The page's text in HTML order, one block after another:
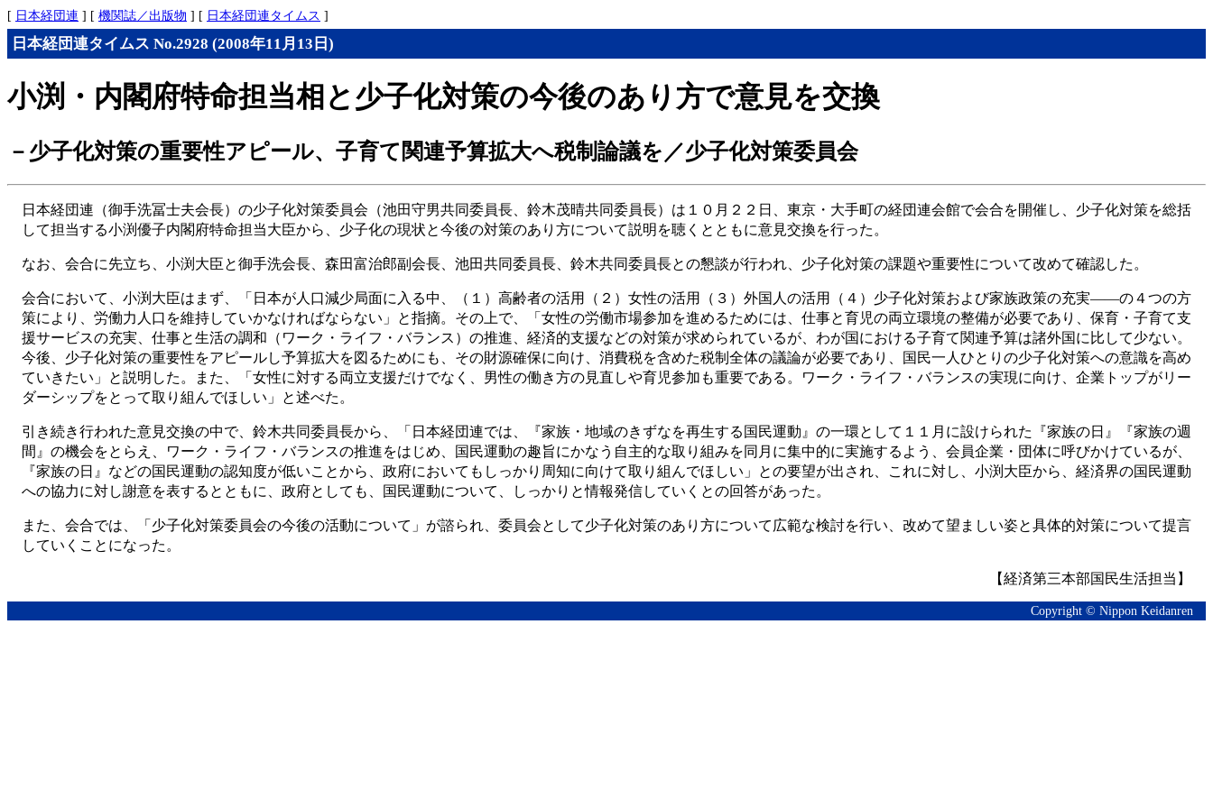
[ 日本経団連 ] [ 機関誌／出版物 ] [ 日本経団連タイムス ]
日本経団連タイムス No.2928 (2008年11月13日)
小渕・内閣府特命担当相と少子化対策の今後のあり方で意見を交換
－少子化対策の重要性アピール、子育て関連予算拡大へ税制論議を／少子化対策委員会
日本経団連（御手洗冨士夫会長）の少子化対策委員会（池田守男共同委員長、鈴木茂晴共同委員長）は１０月２２日、東京・大手町の経団連会館で会合を開催し、少子化対策を総括
して担当する小渕優子内閣府特命担当大臣から、少子化の現状と今後の対策のあり方について説明を聴くとともに意見交換を行った。
なお、会合に先立ち、小渕大臣と御手洗会長、森田富治郎副会長、池田共同委員長、鈴木共同委員長との懇談が行われ、少子化対策の課題や重要性について改めて確認した。
会合において、小渕大臣はまず、「日本が人口減少局面に入る中、（１）高齢者の活用（２）女性の活用（３）外国人の活用（４）少子化対策および家族政策の充実――の４つの方
策により、労働力人口を維持していかなければならない」と指摘。その上で、「女性の労働市場参加を進めるためには、仕事と育児の両立環境の整備が必要であり、保育・子育て支
援サービスの充実、仕事と生活の調和（ワーク・ライフ・バランス）の推進、経済的支援などの対策が求められているが、わが国における子育て関連予算は諸外国に比して少ない。
今後、少子化対策の重要性をアピールし予算拡大を図るためにも、その財源確保に向け、消費税を含めた税制全体の議論が必要であり、国民一人ひとりの少子化対策への意識を高め
ていきたい」と説明した。また、「女性に対する両立支援だけでなく、男性の働き方の見直しや育児参加も重要である。ワーク・ライフ・バランスの実現に向け、企業トップがリー
ダーシップをとって取り組んでほしい」と述べた。
引き続き行われた意見交換の中で、鈴木共同委員長から、「日本経団連では、『家族・地域のきずなを再生する国民運動』の一環として１１月に設けられた『家族の日』『家族の週
間』の機会をとらえ、ワーク・ライフ・バランスの推進をはじめ、国民運動の趣旨にかなう自主的な取り組みを同月に集中的に実施するよう、会員企業・団体に呼びかけているが、
『家族の日』などの国民運動の認知度が低いことから、政府においてもしっかり周知に向けて取り組んでほしい」との要望が出され、これに対し、小渕大臣から、経済界の国民運動
への協力に対し謝意を表するとともに、政府としても、国民運動について、しっかりと情報発信していくとの回答があった。
また、会合では、「少子化対策委員会の今後の活動について」が諮られ、委員会として少子化対策のあり方について広範な検討を行い、改めて望ましい姿と具体的対策について提言
していくことになった。
【経済第三本部国民生活担当】
Copyright © Nippon Keidanren